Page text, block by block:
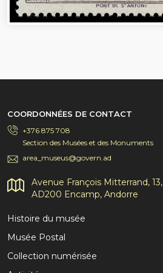
COORDONNÉES DE CONTACT
+376 875 708
Section des Musées et des Monuments
area_museus@govern.ad
Avenue François Mitterrand, 13,
AD200 Encamp, Andorre
Histoire du musée
Musée Postal
Collection numérisée